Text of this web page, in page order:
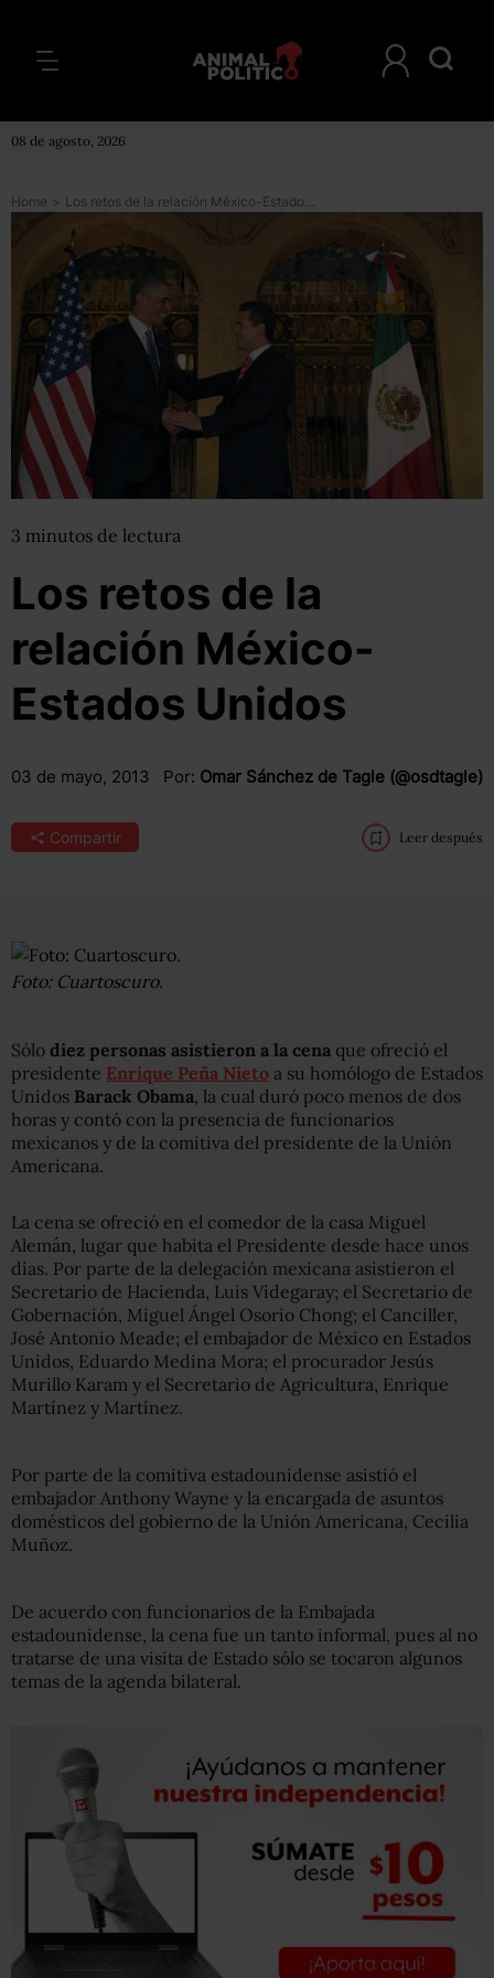
08 de agosto, 2026
Home > Los retos de la relación México-Estados Unidos
3 minutos de lectura
Los retos de la
relación México-
Estados Unidos
03 de mayo, 2013 Por: Omar Sánchez de Tagle (@osdtagle)
Compartir Leer después
Foto: Cuartoscuro.
Sólo diez personas asistieron a la cena que ofreció el
presidente Enrique Peña Nieto a su homólogo de Estados
Unidos Barack Obama, la cual duró poco menos de dos
horas y contó con la presencia de funcionarios
mexicanos y de la comitiva del presidente de la Unión
Americana.
La cena se ofreció en el comedor de la casa Miguel
Alemán, lugar que habita el Presidente desde hace unos
días. Por parte de la delegación mexicana asistieron el
Secretario de Hacienda, Luis Videgaray; el Secretario de
Gobernación, Miguel Ángel Osorio Chong; el Canciller,
José Antonio Meade; el embajador de México en Estados
Unidos, Eduardo Medina Mora; el procurador Jesús
Murillo Karam y el Secretario de Agricultura, Enrique
Martínez y Martínez.
Por parte de la comitiva estadounidense asistió el
embajador Anthony Wayne y la encargada de asuntos
domésticos del gobierno de la Unión Americana, Cecilia
Muñoz.
De acuerdo con funcionarios de la Embajada
estadounidense, la cena fue un tanto informal, pues al no
tratarse de una visita de Estado sólo se tocaron algunos
temas de la agenda bilateral.